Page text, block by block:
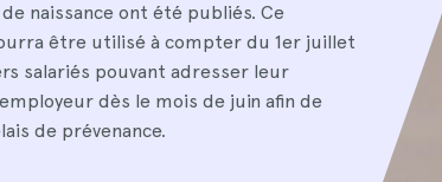
naissance ont été publiés. Ce
être utilisé à compter du 1er juillet
salariés pouvant adresser leur
dès le mois de juin afin de
de prévenance.